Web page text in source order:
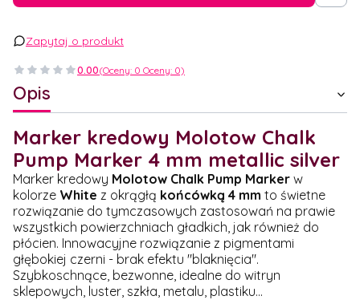
Zapytaj o produkt
0.00(Oceny: 0 Oceny: 0)
Opis
Marker kredowy Molotow Chalk
Pump Marker 4 mm metallic silver
Marker kredowy Molotow Chalk Pump Marker w
kolorze White z okrągłą końcówką 4 mm to świetne
rozwiązanie do tymczasowych zastosowań na prawie
wszystkich powierzchniach gładkich, jak również do
płócien. Innowacyjne rozwiązanie z pigmentami
głębokiej czerni - brak efektu "blaknięcia".
Szybkoschnące, bezwonne, idealne do witryn
sklepowych, luster, szkła, metalu, plastiku...